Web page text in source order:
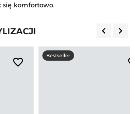
się komfortowo.
keyboard_arrow_left keyboard_arrow_right
favorite_border
Bestseller